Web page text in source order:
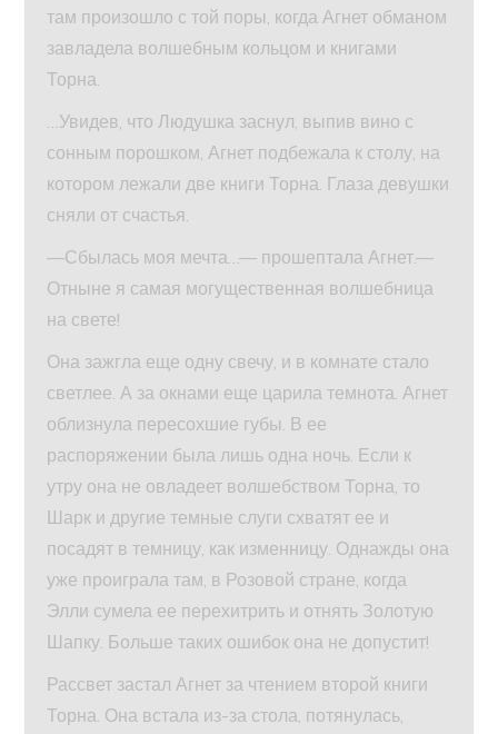
там произошло с той поры, когда Агнет обманом
завладела волшебным кольцом и книгами
Торна.
…Увидев, что Людушка заснул, выпив вино с
сонным порошком, Агнет подбежала к столу, на
котором лежали две книги Торна. Глаза девушки
сняли от счастья.
—Сбылась моя мечта…— прошептала Агнет.—
Отныне я самая могущественная волшебница
на свете!
Она зажгла еще одну свечу, и в комнате стало
светлее. А за окнами еще царила темнота. Агнет
облизнула пересохшие губы. В ее
распоряжении была лишь одна ночь. Если к
утру она не овладеет волшебством Торна, то
Шарк и другие темные слуги схватят ее и
посадят в темницу, как изменницу. Однажды она
уже проиграла там, в Розовой стране, когда
Элли сумела ее перехитрить и отнять Золотую
Шапку. Больше таких ошибок она не допустит!
Рассвет застал Агнет за чтением второй книги
Торна. Она встала из-за стола, потянулась,